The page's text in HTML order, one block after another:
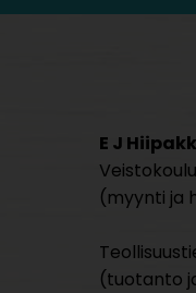
E J
(myynti ja
(tuotanto